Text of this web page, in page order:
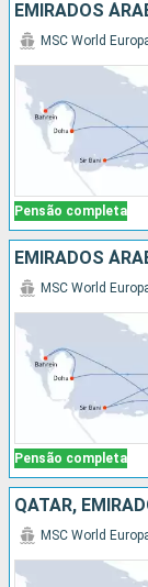
EMIRADOS
Pensão completa
MSC World
EMIRADOS
Pensão completa
MSC World
QATAR,
MSC World